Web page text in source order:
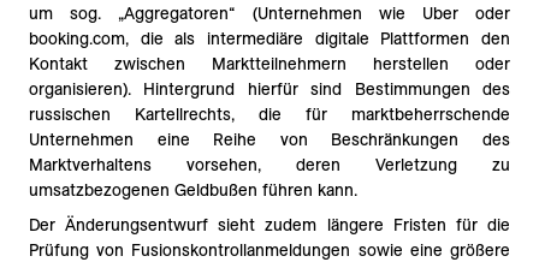
um sog. „Aggregatoren“ (Unternehmen wie Uber oder
booking.com, die als intermediäre digitale Plattformen den
Kontakt zwischen Marktteilnehmern herstellen oder
organisieren). Hintergrund hierfür sind Bestimmungen des
russischen Kartellrechts, die für marktbeherrschende
Unternehmen eine Reihe von Beschränkungen des
Marktverhaltens vorsehen, deren Verletzung zu
umsatzbezogenen Geldbußen führen kann.
Der Änderungsentwurf sieht zudem längere Fristen für die
Prüfung von Fusionskontrollanmeldungen sowie eine größere